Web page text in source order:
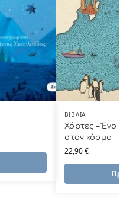
ΒΙΒΛΊΑ
Χάρτες – Ένα
στον κόσμο
22,90€